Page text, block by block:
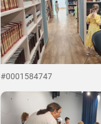
#0001584747